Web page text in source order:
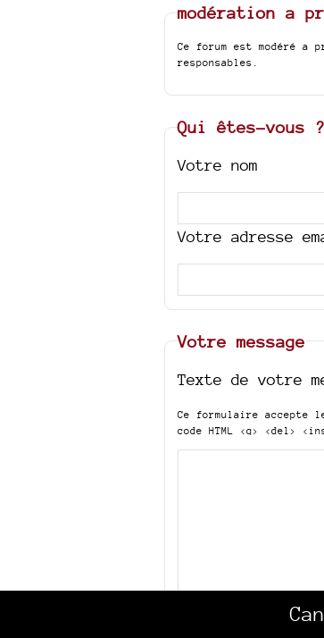
modération a
Ce forum est modéré
responsables.
Qui êtes-vous
Votre nom
Votre adresse
Votre message
Texte de votre
Ce formulaire accepte
code HTML <q> <del>